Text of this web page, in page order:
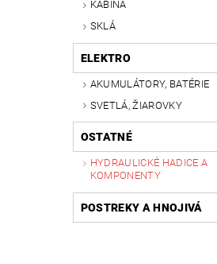
KABÍNA
SKLÁ
ELEKTRO
AKUMULÁTORY, BATÉRIE
SVETLÁ, ŽIAROVKY
OSTATNÉ
HYDRAULICKÉ HADICE A
KOMPONENTY
POSTREKY A HNOJIVÁ